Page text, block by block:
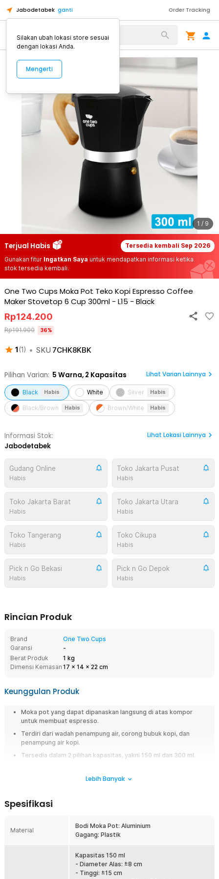
Jabodetabek ganti Order Tracking
Alat Kopi
1 / 9
Terjual Habis Tersedia kembali Sep 2026
Gunakan fitur Ingatkan Saya untuk mendapatkan informasi ketika
stok tersedia kembali.
One Two Cups Moka Pot Teko Kopi Espresso Coffee
Maker Stovetop 6 Cup 300ml - L15 - Black
1 (1) • SKU 7CHK8KBK
Rp124.200
Rp191.900 36%
Pilihan Varian: 5 Warna, 2 Kapasitas Lihat Varian Lainnya
Black Habis White Silver Habis
Black/Brown Habis Brown/White Habis
Informasi Stok:
Jabodetabek
Lihat Lokasi Lainnya
Gudang Online
Habis
Toko Jakarta Pusat
Habis
Toko Jakarta Barat
Habis
Toko Jakarta Utara
Habis
Toko Tangerang
Habis
Toko Cikupa
Habis
Pick n Go Bekasi
Habis
Pick n Go Depok
Habis
Rincian Produk
Brand
One Two Cups
Garansi
-
Berat Produk
1 kg
Dimensi Kemasan 17 x 14 x 22 cm
Keunggulan Produk
Moka pot yang dapat dipanaskan langsung di atas kompor
untuk membuat espresso.
Terdiri dari wadah penampung air, corong bubuk kopi, dan
penampung air kopi.
Tersedia dalam 2 pilihan kapasitas, yakni 150 ml dan 300 ml.
Ingin merasakan kenikmatan kopi espresso khas Italia? Inilah saatnya
untuk membuat kopi espresso dengan moka pot dari One Two Cups.
dipanaskan langsung di atas kompor. Proses penggunaan moka pot
memang cukup sederhana, tetapi Anda akan mendapatkan cita rasa kopi
moka pot ini juga cocok digunakan bagi Anda yang baru terjun ke dunia
Lebih Banyak
Spesifikasi
Material
Bodi Moka Pot: Aluminium
Gagang: Plastik
Kapasitas 150 ml
- Diameter Alas: ±8 cm
- Tinggi: ±15 cm
Silakan ubah lokasi store sesuai
dengan lokasi Anda.
Mengerti